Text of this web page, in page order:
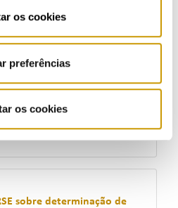
os cookies
preferências
os cookies
para mais uma ação
sobre determinação de